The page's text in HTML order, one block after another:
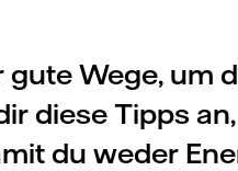
Wege, um
diese Tipps
du weder